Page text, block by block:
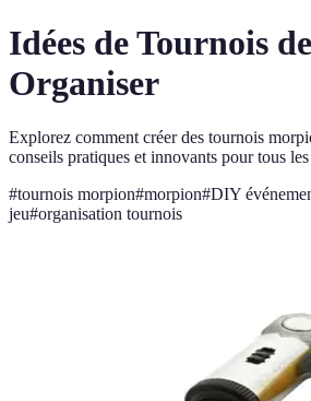
Idées de Tournois
Organiser
Explorez comment créer des tournois
conseils pratiques et innovants pour tous les
#tournois morpion#morpion#DIY
jeu#organisation tournois